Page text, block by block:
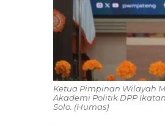
Ketua Pimpinan Wilayah
Akademi Politik DPP
Solo. (Humas)